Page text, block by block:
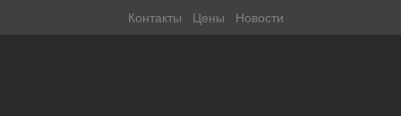
Контакты
Цены Новости